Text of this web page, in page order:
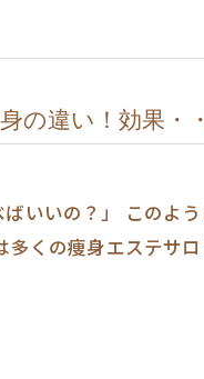
の違い！効果・
いいの？」 このよ
くの痩身エステサ